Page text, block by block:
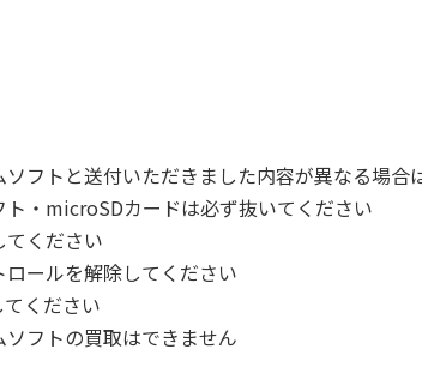
フトと送付いただきました内容が異なる場
・microSDカードは必ず抜いてください
ください
ールを解除してください
ください
フトの買取はできません